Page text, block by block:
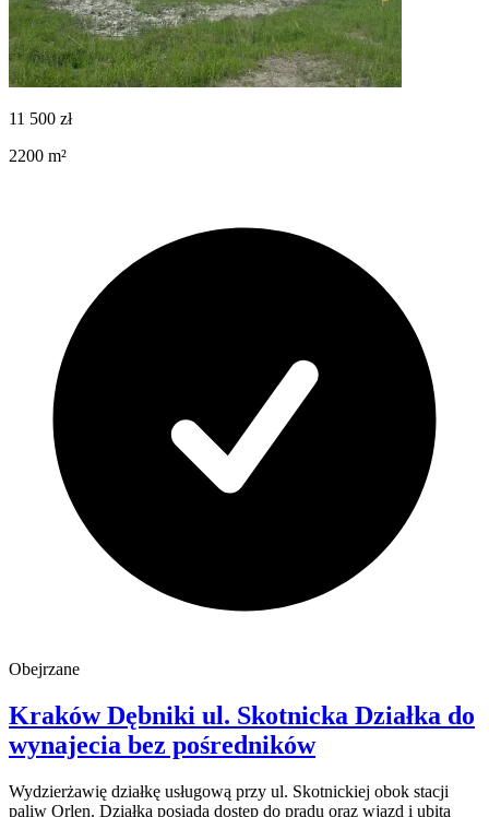
11 500 zł
2200 m²
Obejrzane
Kraków Dębniki ul. Skotnicka Działka do
wynajecia bez pośredników
Wydzierżawię działkę usługową przy ul. Skotnickiej obok stacji
paliw Orlen. Działka posiada dostęp do prądu oraz wjazd i ubitą